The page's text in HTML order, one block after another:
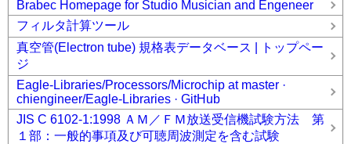
Brabec Homepage for Studio Musician and Engeneer
フィルタ計算ツール
真空管(Electron tube) 規格表データベース | トップペー
ジ
Eagle-Libraries/Processors/Microchip at master ·
chiengineer/Eagle-Libraries · GitHub
JIS C 6102-1:1998 ＡＭ／ＦＭ放送受信機試験方法 第
１部：一般的事項及び可聴周波測定を含む試験